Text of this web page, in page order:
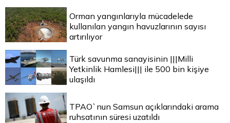
Orman yangınlarıyla mücadelede
kullanılan yangın havuzlarının sayısı
artırılıyor
Türk savunma sanayisinin |||Milli
Yetkinlik Hamlesi||| ile 500 bin kişiye
ulaşıldı
TPAO`nun Samsun açıklarındaki arama
ruhsatının süresi uzatıldı